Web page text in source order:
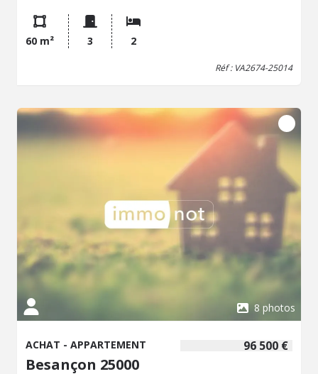
dont une avec placard et la seconde bénéficiant d’un petit
balcon, ainsi que d’une salle d’eau fonctionnelle. Ce bien,
prêt à vivre, est complété par une cave et un cellier,
offrant des espaces de rangement appréciables ; idéal
l'acquéreur. Prix hors honoraires 115 000 €. Dans une
copropriété de 755 lots. Aucune procédure n'est en cours.
Classe énergie D, Classe climat D Montant moyen estimé
des dépenses annuelles d'énergie pour un usage
standard, établi à partir des prix de l'énergie de l'année
2021 : entre 1056.00 et 1430.00 €. Les informations sur
les risques auxquels ce bien est exposé sont disponibles
sur le site Géorisques : georisques.gouv.fr.
60 m² 3 2
Réf : VA2674-25014
8 photos
96 500 €
ACHAT - APPARTEMENT
Besançon 25000